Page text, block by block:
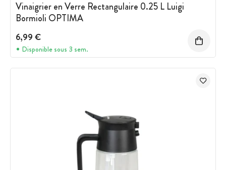
Vinaigrier en Verre Rectangulaire 0.25 L Luigi
Bormioli OPTIMA
6,99 €
Disponible sous 3 sem.